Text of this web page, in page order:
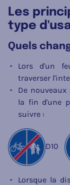
Les
type
Quels
Lors d'un
traverser
De
la fin d'une
suivre :
D10
Lorsque la